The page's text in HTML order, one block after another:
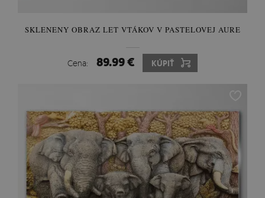
SKLENENY OBRAZ LET VTÁKOV V PASTELOVEJ AURE
Cena: 89.99 € KÚPIŤ